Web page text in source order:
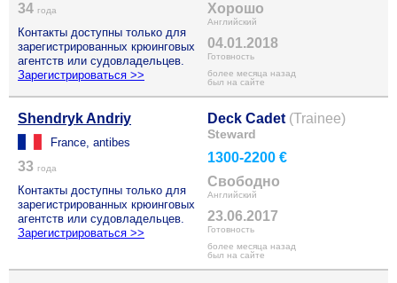
34 года
Контакты доступны только для
зарегистрированных крюинговых
агентств или судовладельцев.
Зарегистрироваться >>
Хорошо
Английский
04.01.2018
Готовность
более месяца назад
был на сайте
Shendryk Andriy
France, antibes
33 года
Контакты доступны только для
зарегистрированных крюинговых
агентств или судовладельцев.
Зарегистрироваться >>
Deck Cadet (Trainee)
Steward
1300-2200 €
Свободно
Английский
23.06.2017
Готовность
более месяца назад
был на сайте